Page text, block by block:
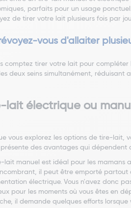
parfaits pour un usage
de tirer votre lait plusieurs fois par
vous d'allaiter
comptez tirer votre lait pour
deux seins simultanément, réduisant
lait électrique ou
vous explorez les options de tire-lait,
des avantages qui dépendent
lait manuel est idéal pour les mamans
il peut être emporté partout
électrique. Vous n'avez donc
pour les moments où vous êtes en
il demande quelques efforts